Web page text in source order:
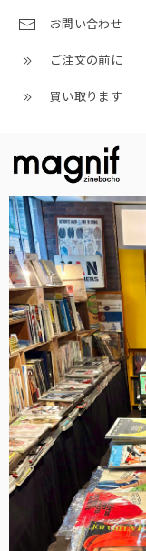
お問い合わせ
ご注文の前に
買い取ります